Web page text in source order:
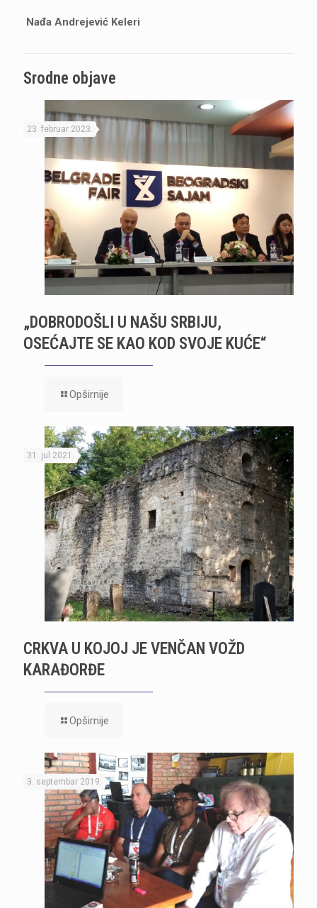
Nađa Andrejević Keleri
Srodne objave
23. februar 2023.
„DOBRODOŠLI U NAŠU SRBIJU,
OSEĆAJTE SE KAO KOD SVOJE KUĆE“
Opširnije
31. jul 2021.
CRKVA U KOJOJ JE VENČAN VOŽD
KARAĐORĐE
Opširnije
3. septembar 2019.